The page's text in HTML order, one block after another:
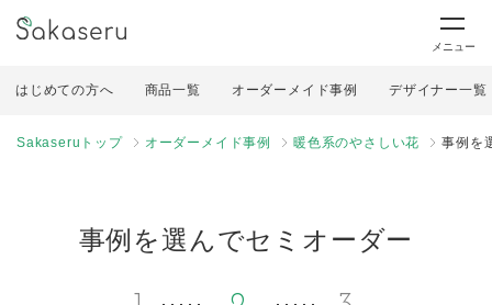
メニュー
はじめての方へ 商品一覧 オーダーメイド事例 デザイナー一覧
Sakaseruトップ オーダーメイド事例 暖色系のやさしい花 事例を
事例を選んでセミオーダー